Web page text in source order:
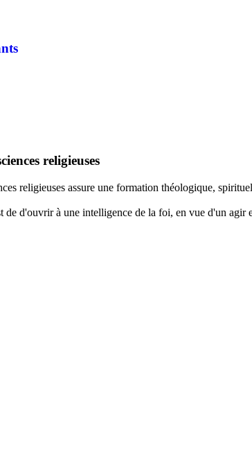
religieuses
religieuses assure une formation théologique,
d'ouvrir à une intelligence de la foi, en vue d'un agir